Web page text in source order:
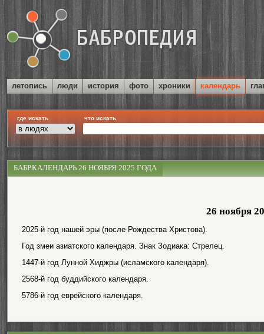
летопись люди история фото хроники календарь
где искать что искать
БАБР.КАЛЕНДАРЬ 26 НОЯБРЯ 2025 ГОДА
26 ноября
2025-й год нашей эры (после Рождества Христова).
Год змеи азиатского календаря. Знак Зодиака: Стрелец.
1447-й год Лунной Хиджры (исламского календаря).
2568-й год буддийского календаря.
5786-й год еврейского календаря.